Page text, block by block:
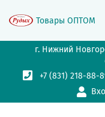
г. Нижний
+7 (831) 218-88-
Товары ОПТОМ